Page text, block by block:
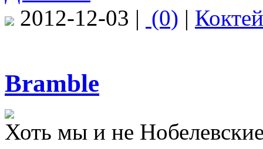
2012-12-03 | (0) |
Bramble
Хоть мы и не